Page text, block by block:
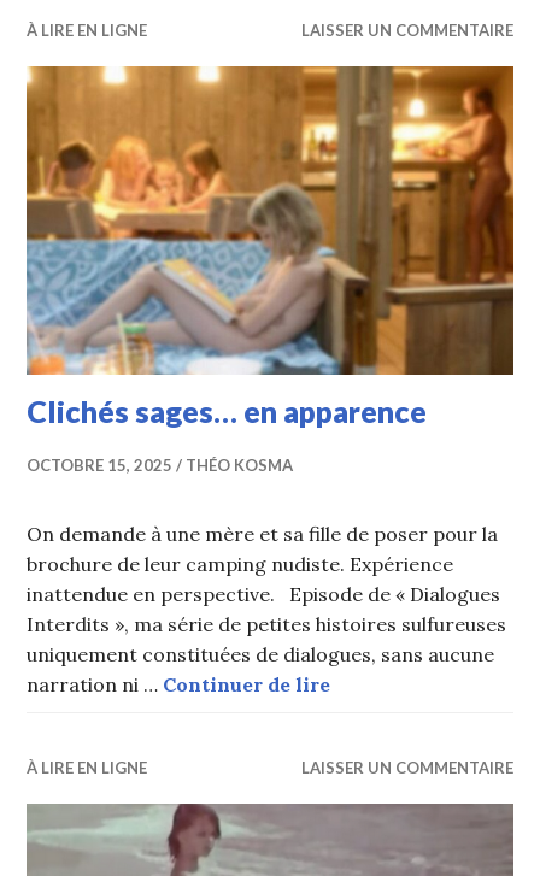
À LIRE EN LIGNE LAISSER UN COMMENTAIRE
Clichés sages… en apparence
OCTOBRE 15, 2025 THÉO KOSMA
On demande à une mère et sa fille de poser pour la
brochure de leur camping nudiste. Expérience
inattendue en perspective. Episode de « Dialogues
Interdits », ma série de petites histoires sulfureuses
uniquement constituées de dialogues, sans aucune
narration ni … Continuer de lireClichés sages… en
À LIRE EN LIGNE LAISSER UN COMMENTAIRE